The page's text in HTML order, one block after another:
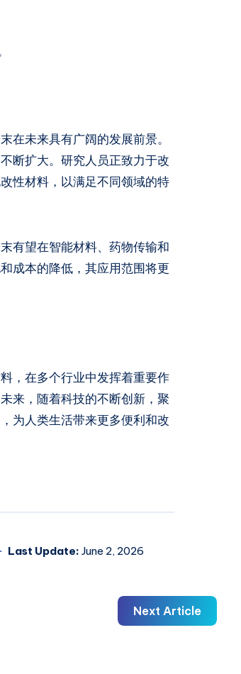
在未来具有广阔的发展前景。
断扩大。研究人员正致力于改
性材料，以满足不同领域的特
有望在智能材料、药物传输和
成本的降低，其应用范围将更
，在多个行业中发挥着重要作
来，随着科技的不断创新，聚
为人类生活带来更多便利和改
Last Update: June 2, 2026
Next Article